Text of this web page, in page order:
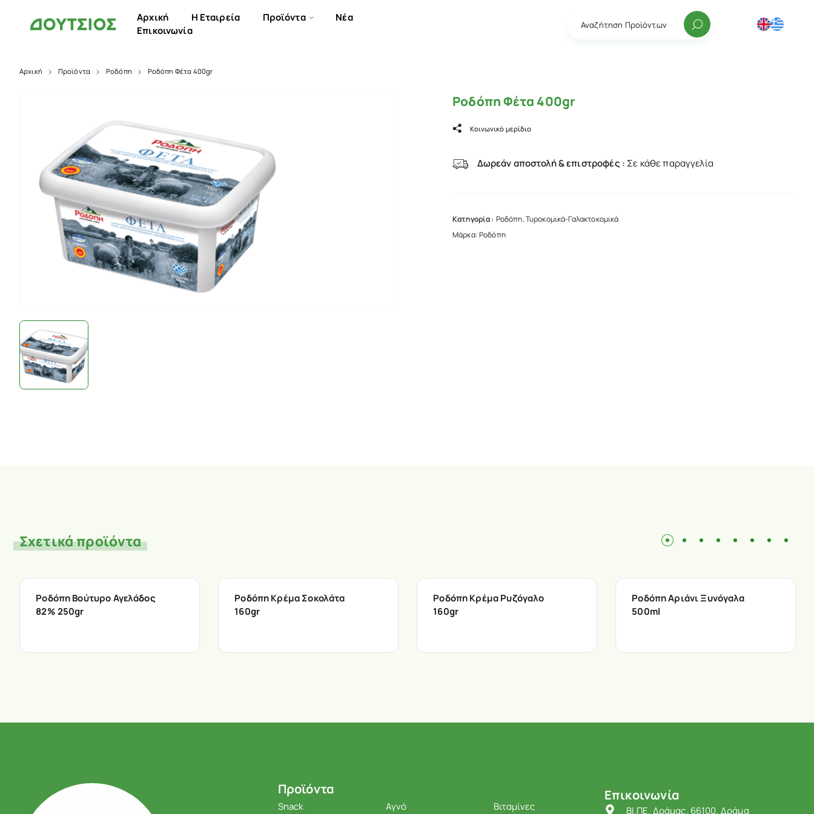
Αρχική Η Εταιρεία Προϊόντα
Νέα
Επικοινωνία
Αναζήτηση Προϊόντων
Αρχική Προϊόντα Ροδόπη Ροδόπη Φέτα 400gr
Ροδόπη Φέτα 400gr
Κοινωνικό μερίδιο
Δωρεάν αποστολή & επιστροφές : Σε κάθε παραγγελία
Κατηγορία : Ροδόπη,Τυροκομικά-Γαλακτοκομικά
Μάρκα:Ροδόπη
Σχετικά προϊόντα
Ροδόπη Βούτυρο Αγελάδος
82% 250gr
Ροδόπη Κρέμα Σοκολάτα
160gr
Ροδόπη Κρέμα Ρυζόγαλο
160gr
Ροδόπη Αριάνι Ξυνόγαλα
500ml
Προϊόντα
Snack Αγνό Βιταμίνες
Επικοινωνία
ΒΙ.ΠΕ. Δράμας, 66100, Δράμα